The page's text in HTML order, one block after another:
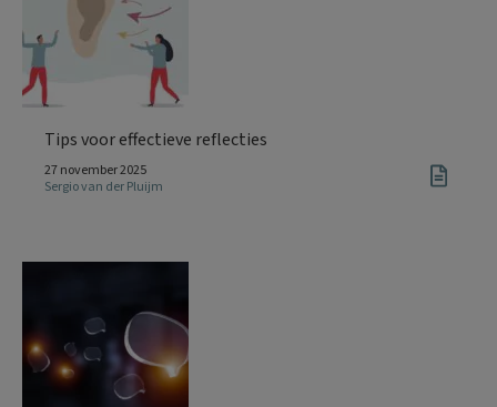
Tips voor effectieve reflecties
27 november 2025
Sergio van der Pluijm